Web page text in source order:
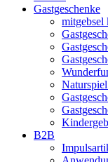
Gastgeschenke
mitgebsel
B2B